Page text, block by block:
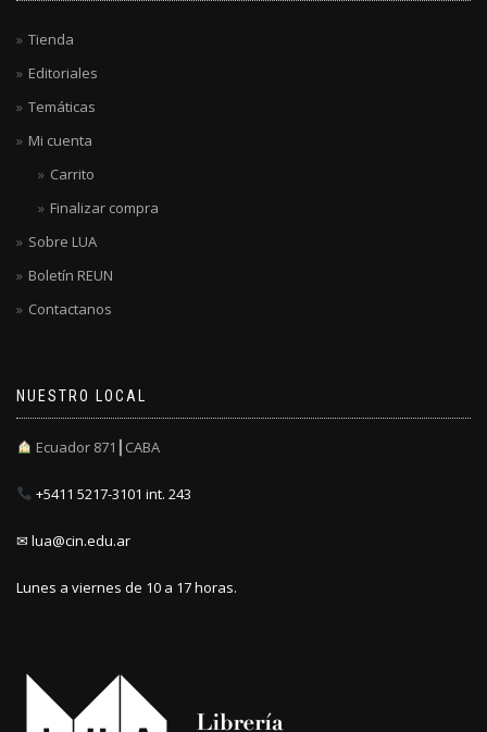
Tienda
Editoriales
Temáticas
Mi cuenta
Carrito
Finalizar compra
Sobre LUA
Boletín REUN
Contactanos
NUESTRO LOCAL
Ecuador 871┃CABA
+5411 5217-3101 int. 243
✉ lua@cin.edu.ar
Lunes a viernes de 10 a 17 horas.